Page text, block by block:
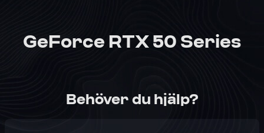
GeForce RTX 50 Series
Behöver du hjälp?